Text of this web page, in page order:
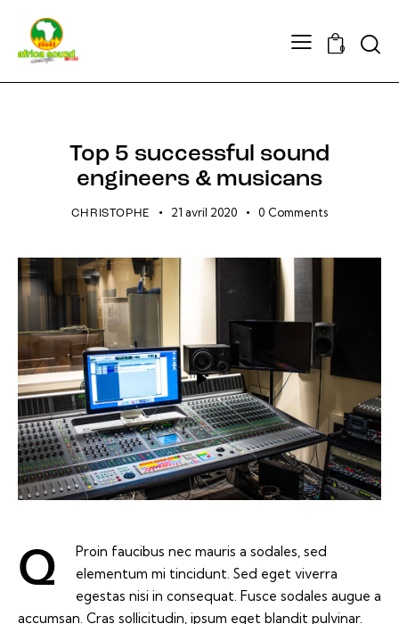
0
Top 5 successful sound
engineers & musicans
CHRISTOPHE 21 avril 2020 0 Comments
Q
Proin faucibus nec mauris a sodales, sed
elementum mi tincidunt. Sed eget viverra
egestas nisi in consequat. Fusce sodales augue a
accumsan. Cras sollicitudin, ipsum eget blandit pulvinar.